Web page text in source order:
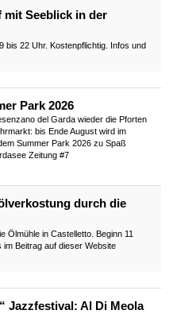
Seeblick in der
bis 22 Uhr. Kostenpflichtig. Infos und
Park 2026
del Garda wieder die Pforten
bis Ende August wird im
Summer Park 2026 zu Spaß
Zeitung #7
durch die
Ölmühle in Castelletto. Beginn 11
Beitrag auf dieser Website
Jazzfestival: Al Di Meola